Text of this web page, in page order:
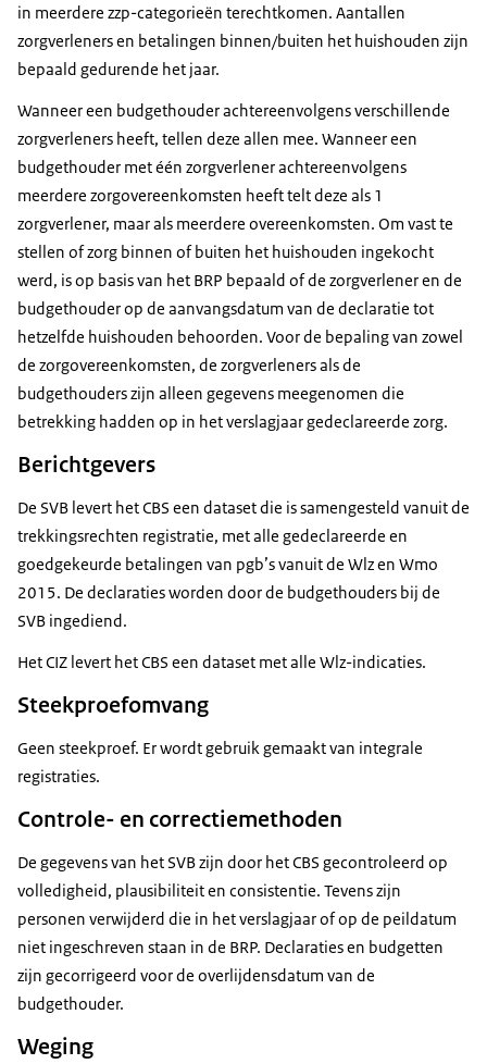
in meerdere zzp-categorieën terechtkomen. Aantallen
zorgverleners en betalingen binnen/buiten het huishouden zijn
bepaald gedurende het jaar.
Wanneer een budgethouder achtereenvolgens verschillende
zorgverleners heeft, tellen deze allen mee. Wanneer een
budgethouder met één zorgverlener achtereenvolgens
meerdere zorgovereenkomsten heeft telt deze als 1
zorgverlener, maar als meerdere overeenkomsten. Om vast te
stellen of zorg binnen of buiten het huishouden ingekocht
werd, is op basis van het BRP bepaald of de zorgverlener en de
budgethouder op de aanvangsdatum van de declaratie tot
hetzelfde huishouden behoorden. Voor de bepaling van zowel
de zorgovereenkomsten, de zorgverleners als de
budgethouders zijn alleen gegevens meegenomen die
betrekking hadden op in het verslagjaar gedeclareerde zorg.
Berichtgevers
De SVB levert het CBS een dataset die is samengesteld vanuit de
trekkingsrechten registratie, met alle gedeclareerde en
goedgekeurde betalingen van pgb’s vanuit de Wlz en Wmo
2015. De declaraties worden door de budgethouders bij de
SVB ingediend.
Het CIZ levert het CBS een dataset met alle Wlz-indicaties.
Steekproefomvang
Geen steekproef. Er wordt gebruik gemaakt van integrale
registraties.
Controle- en correctiemethoden
De gegevens van het SVB zijn door het CBS gecontroleerd op
volledigheid, plausibiliteit en consistentie. Tevens zijn
personen verwijderd die in het verslagjaar of op de peildatum
niet ingeschreven staan in de BRP. Declaraties en budgetten
zijn gecorrigeerd voor de overlijdensdatum van de
budgethouder.
Weging